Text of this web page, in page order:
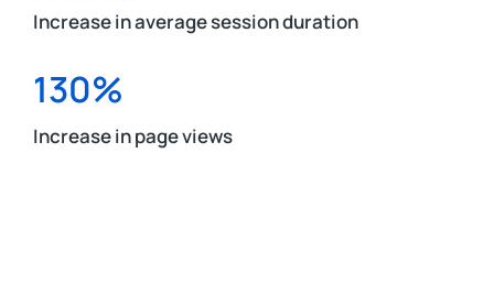
Increase in average session duration
130%
Increase in page views